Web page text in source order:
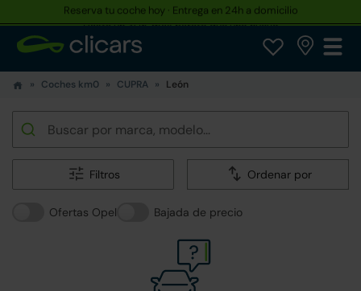
Hasta un 30% más barato que uno nuevo
Coches km0 CUPRA León
Filtros Ordenar por
Ofertas Opel Bajada de precio